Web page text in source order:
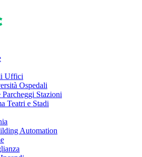
Uffici
Ospedali
Parcheggi Stazioni
Teatri e Stadi
Automation